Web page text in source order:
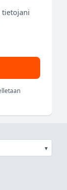
tietojani
▾